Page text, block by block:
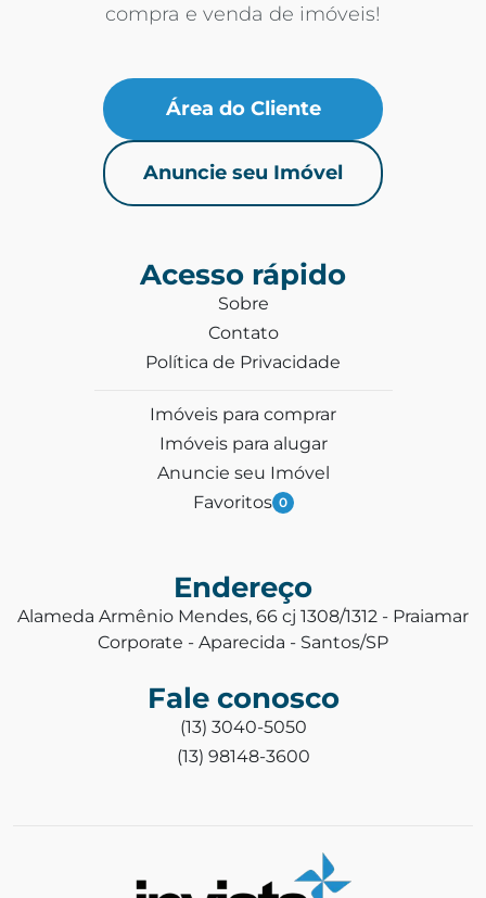
compra e venda de imóveis!
Área do Cliente
Anuncie seu Imóvel
Acesso rápido
Sobre
Contato
Política de Privacidade
Imóveis para comprar
Imóveis para alugar
Anuncie seu Imóvel
Favoritos 0
Endereço
Alameda Armênio Mendes, 66 cj 1308/1312 - Praiamar
Corporate - Aparecida - Santos/SP
Fale conosco
(13) 3040-5050
(13) 98148-3600